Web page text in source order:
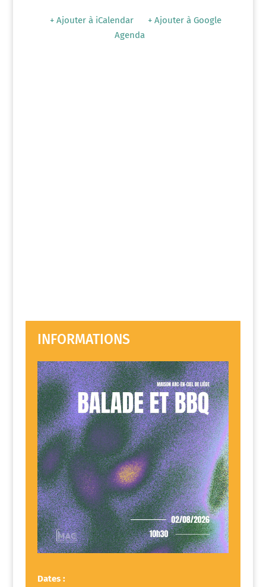
+ Ajouter à iCalendar
+ Ajouter à Google
Agenda
INFORMATIONS
Dates :